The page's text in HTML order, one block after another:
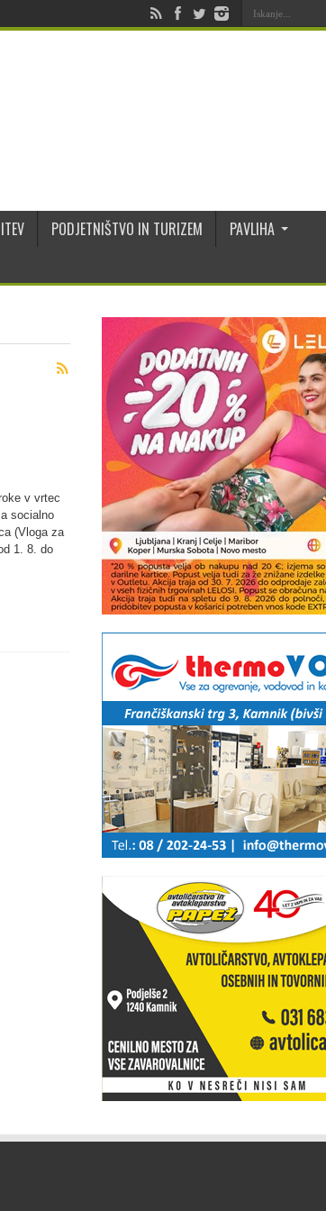
PODJETNIŠTVO IN TURIZEM
PAVLIHA
v vrtec
socialno
(Vloga za
1. 8. do